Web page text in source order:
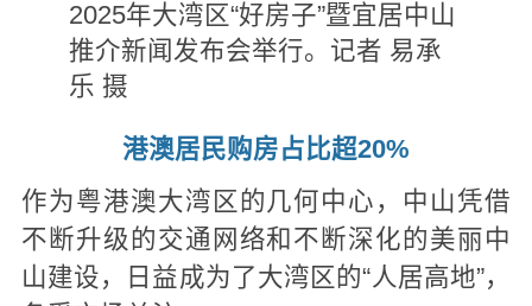
2025年大湾区“好房子”暨宜居中山
推介新闻发布会举行。记者 易承
乐 摄
港澳居民购房占比超20%
作为粤港澳大湾区的几何中心，中山凭借
不断升级的交通网络和不断深化的美丽中
山建设，日益成为了大湾区的“人居高地”，